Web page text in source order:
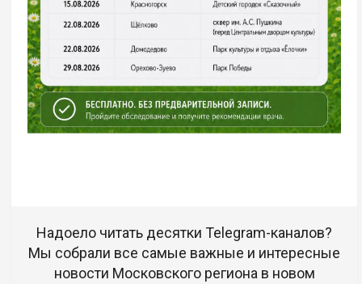
Надоело читать десятки Telegram-каналов?
Мы собрали все самые важные и интересные
новости Московского региона в новом